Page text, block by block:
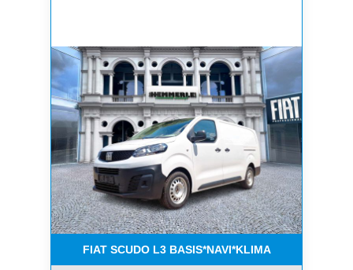
FIAT SCUDO L3 BASIS*NAVI*KLIMA